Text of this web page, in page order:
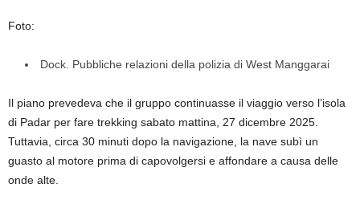
Foto:
Dock. Pubbliche relazioni della polizia di West Manggarai
Il piano prevedeva che il gruppo continuasse il viaggio verso l’isola
di Padar per fare trekking sabato mattina, 27 dicembre 2025.
Tuttavia, circa 30 minuti dopo la navigazione, la nave subì un
guasto al motore prima di capovolgersi e affondare a causa delle
onde alte.